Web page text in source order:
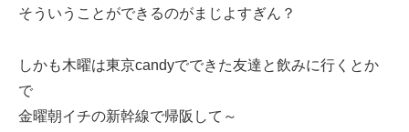
そういうことができるのがまじよすぎん？
しかも木曜は東京candyでできた友達と飲みに行くとか
で
金曜朝イチの新幹線で帰阪して～